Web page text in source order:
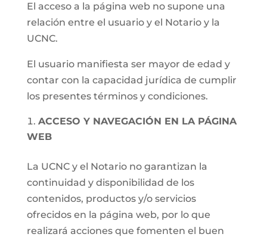
El acceso a la página web no supone una
relación entre el usuario y el Notario y la
UCNC.
El usuario manifiesta ser mayor de edad y
contar con la capacidad jurídica de cumplir
los presentes términos y condiciones.
ACCESO Y NAVEGACIÓN EN LA PÁGINA
WEB
La UCNC y el Notario no garantizan la
continuidad y disponibilidad de los
contenidos, productos y/o servicios
ofrecidos en la página web, por lo que
realizará acciones que fomenten el buen